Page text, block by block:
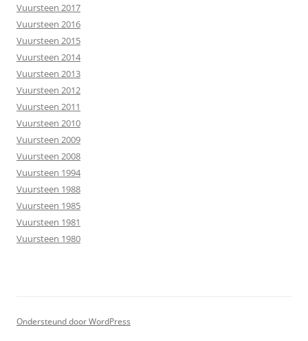
Vuursteen 2017
Vuursteen 2016
Vuursteen 2015
Vuursteen 2014
Vuursteen 2013
Vuursteen 2012
Vuursteen 2011
Vuursteen 2010
Vuursteen 2009
Vuursteen 2008
Vuursteen 1994
Vuursteen 1988
Vuursteen 1985
Vuursteen 1981
Vuursteen 1980
Ondersteund door WordPress